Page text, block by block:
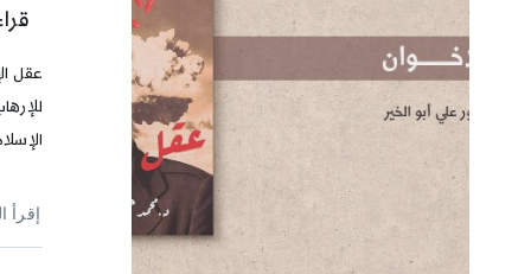
عقل
إقرأ